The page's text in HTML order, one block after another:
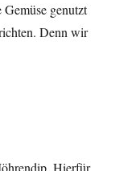
genutzt
Denn wir
Hierfür